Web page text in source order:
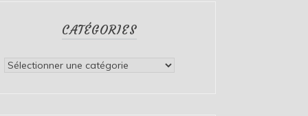
CATÉGORIES
Catégories